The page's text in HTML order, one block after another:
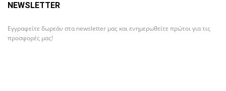
NEWSLETTER
Εγγραφείτε δωρεάν στα newsletter μας και ενημερωθείτε πρώτοι για τις
προσφορές μας!